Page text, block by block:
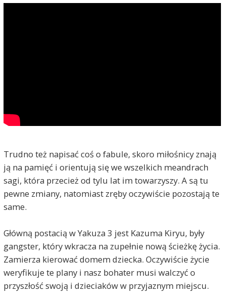
Trudno też napisać coś o fabule, skoro miłośnicy znają
ją na pamięć i orientują się we wszelkich meandrach
sagi, która przecież od tylu lat im towarzyszy. A są tu
pewne zmiany, natomiast zręby oczywiście pozostają te
same.
Główną postacią w Yakuza 3 jest Kazuma Kiryu, były
gangster, który wkracza na zupełnie nową ścieżkę życia.
Zamierza kierować domem dziecka. Oczywiście życie
weryfikuje te plany i nasz bohater musi walczyć o
przyszłość swoją i dzieciaków w przyjaznym miejscu.